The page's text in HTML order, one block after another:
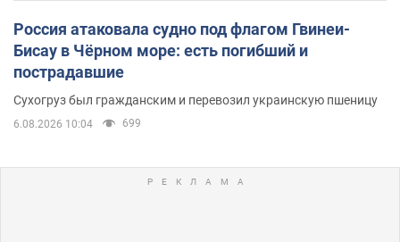
Россия атаковала судно под флагом Гвинеи-
Бисау в Чёрном море: есть погибший и
пострадавшие
Сухогруз был гражданским и перевозил украинскую пшеницу
6.08.2026 10:04 699